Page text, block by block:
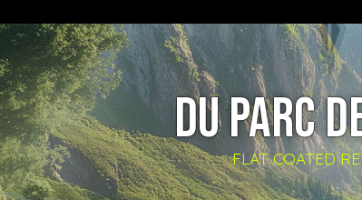
DU PARC
FLAT COATED